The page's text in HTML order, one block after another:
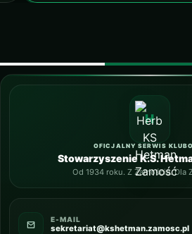
OFICJALNY SERWIS
Stowarzyszenie K.S.
Od 1934 roku. Z Zamościa. Dla
E-MAIL
sekretariat@kshetman.zamosc.pl